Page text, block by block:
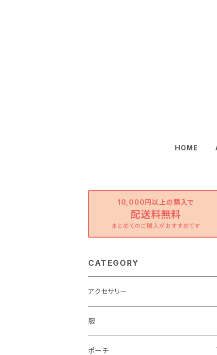
HOME
10,000円以上の購入で
配送料無料
まとめてのご購入がおすすめです
CATEGORY
アクセサリー
服
ポーチ